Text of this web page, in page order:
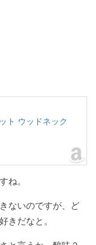
ト ウッドネック
ね。
ないのですが、ど
きだなと。